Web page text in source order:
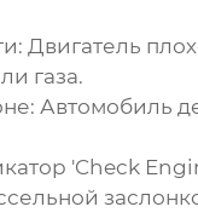
Двигатель
газа.
Автомобиль
'Check